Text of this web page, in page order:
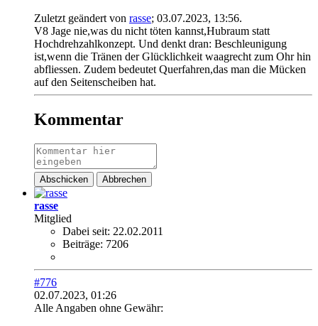
Zuletzt geändert von rasse; 03.07.2023, 13:56.
V8 Jage nie,was du nicht töten kannst,Hubraum statt
Hochdrehzahlkonzept. Und denkt dran: Beschleunigung
ist,wenn die Tränen der Glücklichkeit waagrecht zum Ohr hin
abfliessen. Zudem bedeutet Querfahren,das man die Mücken
auf den Seitenscheiben hat.
Kommentar
Abschicken Abbrechen
rasse
Mitglied
Dabei seit: 22.02.2011
Beiträge: 7206
#776
02.07.2023, 01:26
Alle Angaben ohne Gewähr: